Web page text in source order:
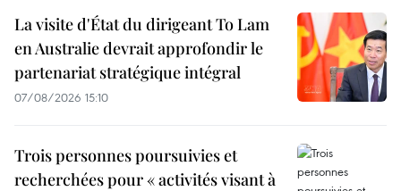
La visite d'État du dirigeant To Lam
en Australie devrait approfondir le
partenariat stratégique intégral
07/08/2026 15:10
Trois personnes poursuivies et
recherchées pour « activités visant à